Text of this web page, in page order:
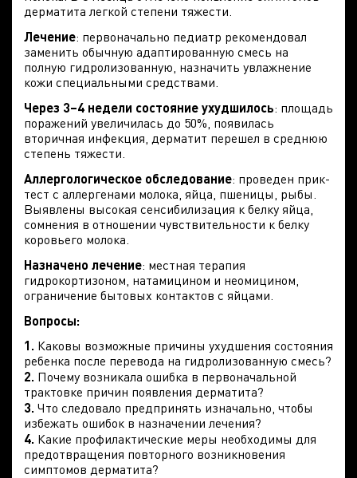
дерматита легкой степени тяжести.
Лечение: первоначально педиатр рекомендовал
заменить обычную адаптированную смесь на
полную гидролизованную, назначить увлажнение
кожи специальными средствами.
Через 3–4 недели состояние ухудшилось: площадь
поражений увеличилась до 50%, появилась
вторичная инфекция, дерматит перешел в среднюю
степень тяжести.
Аллергологическое обследование: проведен прик-
тест с аллергенами молока, яйца, пшеницы, рыбы.
Выявлены высокая сенсибилизация к белку яйца,
сомнения в отношении чувствительности к белку
коровьего молока.
Назначено лечение: местная терапия
гидрокортизоном, натамицином и неомицином,
ограничение бытовых контактов с яйцами.
Вопросы:
1. Каковы возможные причины ухудшения состояния
ребенка после перевода на гидролизованную смесь?
2. Почему возникала ошибка в первоначальной
трактовке причин появления дерматита?
3. Что следовало предпринять изначально, чтобы
избежать ошибок в назначении лечения?
4. Какие профилактические меры необходимы для
предотвращения повторного возникновения
симптомов дерматита?